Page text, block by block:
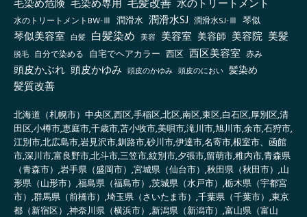
毛染め危険 毛染め専用 毛髪改善 水のトリートメント
水のトリートメントBW-Ⅲ 潤滑水 潤滑水SJ 潤滑水SJ-Ⅲ 琴似
琴似美容室 白髪 白髪染め 美容 美容室 美容師 美容院 美髪
脱毛 自分で染める 自宅でヘアカラー 西区 西区美容室 赤み
頭皮かぶれ 頭皮かゆみ 頭皮のかゆみ 頭皮のにおい 髪染め
髪質改善
北海道（札幌市）中央区,西区,手稲区,北区,南区,東区,白石区,厚別区,清
田区,小樽市,恵庭市,千歳市,苫小牧市,美唄市,滝川市,旭川市,余市,石狩市,
江別市,北広島市,岩見沢市,釧路市,砂川市,伊達市,名寄市,根室市、函館
市,深川市,富良野市,北斗市,三笠市,紋別市,夕張市,留萌市,稚内市,青森県
（青森市）,岩手県（盛岡市）,宮城県（仙台市）,秋田県（秋田市）,山
形県（山形市）,福島県（福島市）,茨城県（水戸市）,栃木県（宇都宮
市）,群馬県（前橋市）,埼玉県（さいたま市）,千葉県（千葉市）,東京
都（新宿区）,神奈川県（横浜市）,新潟県（新潟市）,富山県（富山